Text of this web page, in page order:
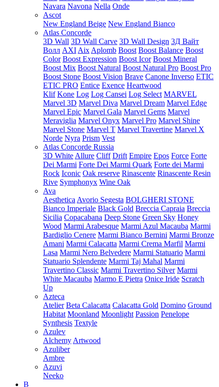
Navara Navona Nella Onde
Ascot
New England Beige New England Bianco
Atlas Concorde
3D Wall 3D Wall Carve 3D Wall Design 3Д Вайт
Волл AXI Aix Aplomb Boost Boost Balance Boost
Color Boost Expression Boost Icor Boost Mineral
Boost Mix Boost Natural Boost Natural Pro Boost Pro
Boost Stone Boost Vision Brave Canone Inverso ETIC
ETIC PRO Entice Exence Heartwood
Klif Kone Log Log Cansei Log Select MARVEL
Marvel 3D Marvel Diva Marvel Dream Marvel Edge
Marvel Epic Marvel Gala Marvel Gems Marvel
Meraviglia Marvel Onyx Marvel Pro Marvel Shine
Marvel Stone Marvel T Marvel Travertine Marvel X
Norde Nyra Prism Vest
Atlas Concorde Russia
3D White Allure Cliff Drift Empire Epos Force Forte
Dei Marmi Forte Dei Marmi Quark Forte dei Marmi
Rock Iconic Oak reserve Rinascente Rinascente Resin
Rive Symphonyx Wine Oak
Ava
Aesthetica Avorio Segesta BOLGHERI STONE
Bianco Imperiale Black Gold Breccia Capraia Breccia
Sicilia Copacabana Deep Stone Green Sky Honey
Wood Marmi Arabesque Marmi Azul Macauba Marmi
Bardiglio Cenere Marmi Bianco Bernini Marmi Bronze
Amani Marmi Calacatta Marmi Crema Marfil Marmi
Lasa Marmi Nero Belvedere Marmi Statuario Marmi
Statuario Splendente Marmi Taj Mahal Marmi
Travertino Classic Marmi Travertino Silver Marmi
White Macauba Marmo E Pietra Onice Iride Scratch
Up
Azteca
Atelier Beta Calacatta Calacatta Gold Domino Ground
Habitat Moonland Moonlight Passion Penelope
Synthesis Textyle
Azulev
Alchemy Artwood
Azuliber
Ambre
Azuvi
Neeko
B